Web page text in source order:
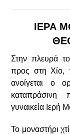
ΙΕΡΑ
Στην πλευρά
προς στη Χίο,
ανοίγεται ο
καταπράσινη
γυναικεία Ιερή
Το μοναστήρι